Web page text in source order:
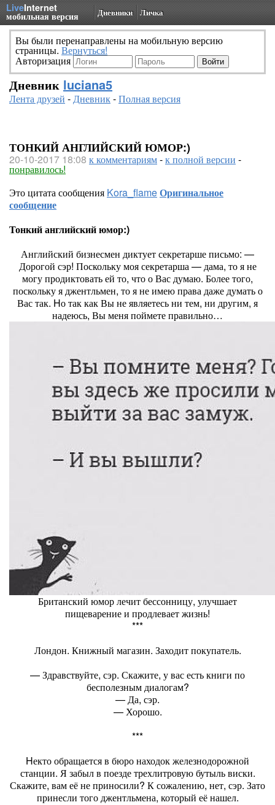
LiveInternet
мобильная версия Дневники Личка
Вы были перенаправлены на мобильную версию
страницы. Вернуться!
Авторизация
Дневник luciana5
Лента друзей -Дневник-Полная версия
ТОНКИЙ АНГЛИЙСКИЙ ЮМОР:)
20-10-2017 18:08 к комментариям-к полной версии -
понравилось!
Это цитата сообщения Kora_flameОригинальное
сообщение
Тонкий английский юмор:)
Английский бизнесмен диктует секретарше письмо: —
Дорогой сэр! Поскольку моя секретарша — дама, то я не
могу продиктовать ей то, что о Вас думаю. Более того,
поскольку я джентльмен, то я не имею права даже думать о
Вас так. Hо так как Вы не являетесь ни тем, ни другим, я
надеюсь, Вы меня поймете правильно…
Британский юмор лечит бессонницу, улучшает
пищеварение и продлевает жизнь!
***
Лондон. Книжный магазин. Заходит покупатель.
— Здравствуйте, сэр. Скажите, у вас есть книги по
бесполезным диалогам?
— Да, сэр.
— Хорошо.
***
Hекто обращается в бюро находок железнодорожной
станции. Я забыл в поезде трехлитровую бутыль виски.
Скажите, вам её не приносили? К сожалению, нет, сэр. Зато
принесли того джентльмена, который её нашел.